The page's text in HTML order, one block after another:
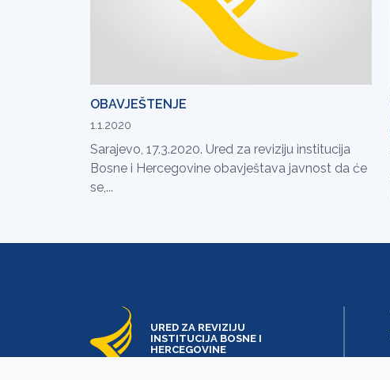
OBAVJEŠTENJE
1.1.2020
Sarajevo, 17.3.2020. Ured za reviziju institucija
Bosne i Hercegovine obavještava javnost da će
se,...
URED ZA REVIZIJU
INSTITUCIJA BOSNE I
HERCEGOVINE